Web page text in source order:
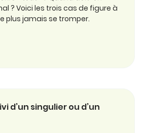
? Voici les trois cas de figure à
plus jamais se tromper.
d’un singulier ou d’un